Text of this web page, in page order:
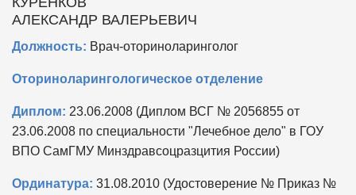
АЛЕКСАНДР ВАЛЕРЬЕВИЧ
Должность: Врач-оториноларинголог
Оториноларингологическое отделение
Диплом: 23.06.2008 (Диплом ВСГ № 2056855 от
23.06.2008 по специальности "Лечебное дело" в ГОУ
ВПО СамГМУ Минздравсоцразцития России)
Ординатура: 31.08.2010 (Удостоверение № Приказ №